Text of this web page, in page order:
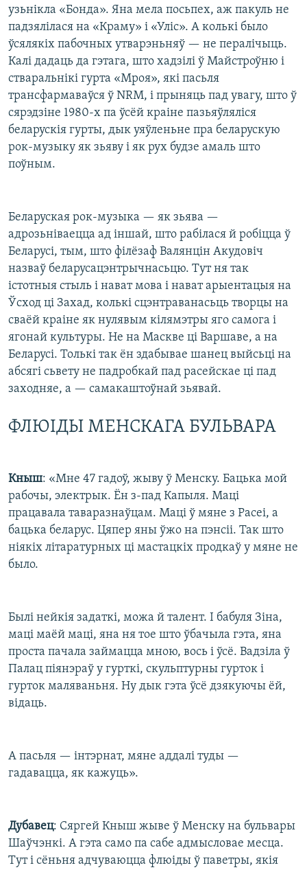
узьнікла «Бонда». Яна мела посьпех, аж пакуль не
падзялілася на «Краму» і «Уліс». А колькі было
ўсялякіх пабочных утварэньняў — не пералічыць.
Калі дадаць да гэтага, што хадзілі ў Майстроўню і
стваральнікі гурта «Мроя», які пасьля
трансфармаваўся ў NRM, і прыняць пад увагу, што ў
сярэдзіне 1980-х па ўсёй краіне пазьяўляліся
беларускія гурты, дык уяўленьне пра беларускую
рок-музыку як зьяву і як рух будзе амаль што
поўным.
Беларуская рок-музыка — як зьява —
адрозьніваецца ад іншай, што рабілася й робіцца ў
Беларусі, тым, што філёзаф Валянцін Акудовіч
назваў беларусацэнтрычнасьцю. Тут ня так
істотныя стыль і нават мова і нават арыентацыя на
Ўсход ці Захад, колькі сцэнтраванасьць творцы на
сваёй краіне як нулявым кілямэтры яго самога і
ягонай культуры. Не на Маскве ці Варшаве, а на
Беларусі. Толькі так ён здабывае шанец выйсьці на
абсягі сьвету не падробкай пад расейскае ці пад
заходняе, а — самакаштоўнай зьявай.
ФЛЮІДЫ МЕНСКАГА БУЛЬВАРА
Кныш: «Мне 47 гадоў, жыву ў Менску. Бацька мой
рабочы, электрык. Ён з-пад Капыля. Маці
працавала таваразнаўцам. Маці ў мяне з Расеі, а
бацька беларус. Цяпер яны ўжо на пэнсіі. Так што
ніякіх літаратурных ці мастацкіх продкаў у мяне не
было.
Былі нейкія задаткі, можа й талент. І бабуля Зіна,
маці маёй маці, яна ня тое што ўбачыла гэта, яна
проста пачала займацца мною, вось і ўсё. Вадзіла ў
Палац піянэраў у гурткі, скульптурны гурток і
гурток маляваньня. Ну дык гэта ўсё дзякуючы ёй,
відаць.
А пасьля — інтэрнат, мяне аддалі туды —
гадавацца, як кажуць».
Дубавец: Сяргей Кныш жыве ў Менску на бульвары
Шаўчэнкі. А гэта само па сабе адмысловае месца.
Тут і сёньня адчуваюцца флюіды ў паветры, якія